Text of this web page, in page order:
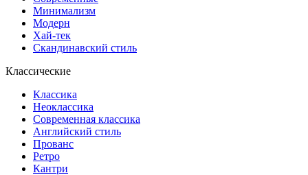
Минимализм
Модерн
Хай-тек
Скандинавский стиль
Классические
Классика
Неоклассика
Современная классика
Английский стиль
Прованс
Ретро
Кантри